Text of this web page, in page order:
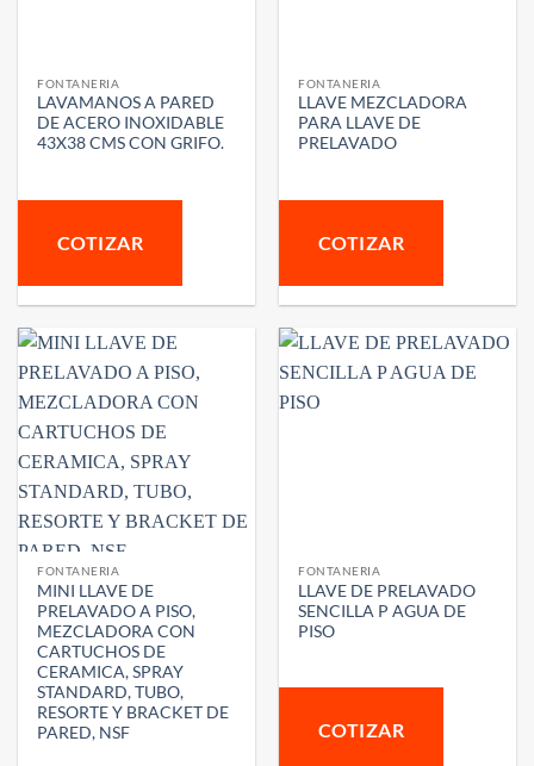
FONTANERIA
LAVAMANOS A PARED
DE ACERO INOXIDABLE
43X38 CMS CON GRIFO.
COTIZAR
FONTANERIA
LLAVE MEZCLADORA
PARA LLAVE DE
PRELAVADO
COTIZAR
FONTANERIA
MINI LLAVE DE
PRELAVADO A PISO,
MEZCLADORA CON
CARTUCHOS DE
CERAMICA, SPRAY
STANDARD, TUBO,
RESORTE Y BRACKET DE
PARED, NSF
FONTANERIA
LLAVE DE PRELAVADO
SENCILLA P AGUA DE
PISO
COTIZAR